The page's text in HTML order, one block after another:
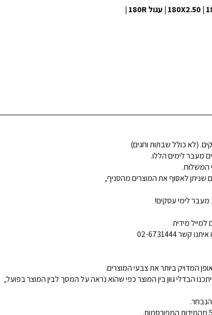
מעבר לימים הללו.
המשלוח.
לאסוף את המוצרים מהסניף,
לימי עסקים!
מידית
02-6731444
המדויק ביותר את צבעי המוצרים.
הבדלי גוון בין המוצר כפי שהוא נראה על המסך לבין המוצר בפועל,
הנבחר.